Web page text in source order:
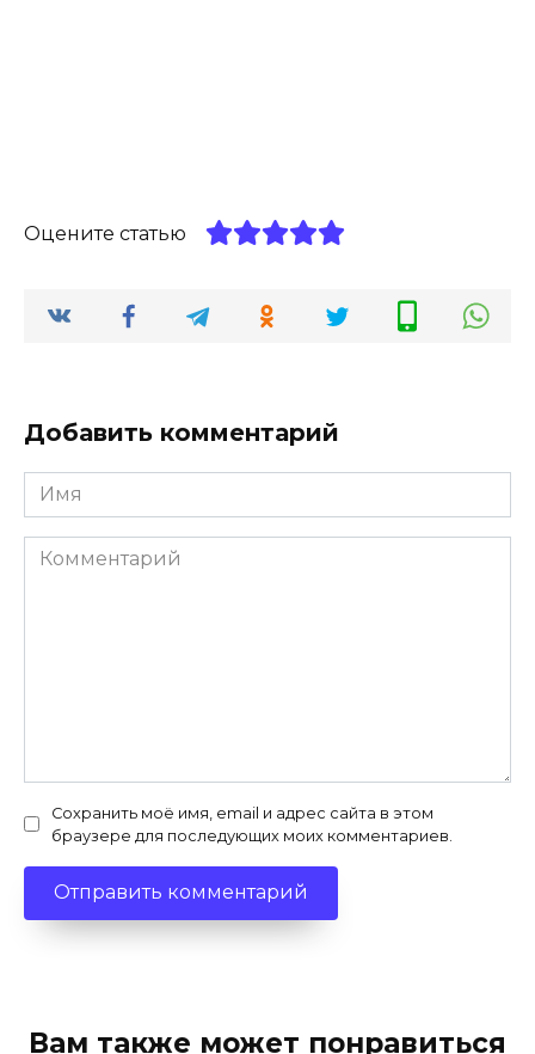
Оцените статью
Добавить комментарий
Имя
*
Комментарий
Сохранить моё имя, email и адрес сайта в этом
браузере для последующих моих комментариев.
Вам также может понравиться